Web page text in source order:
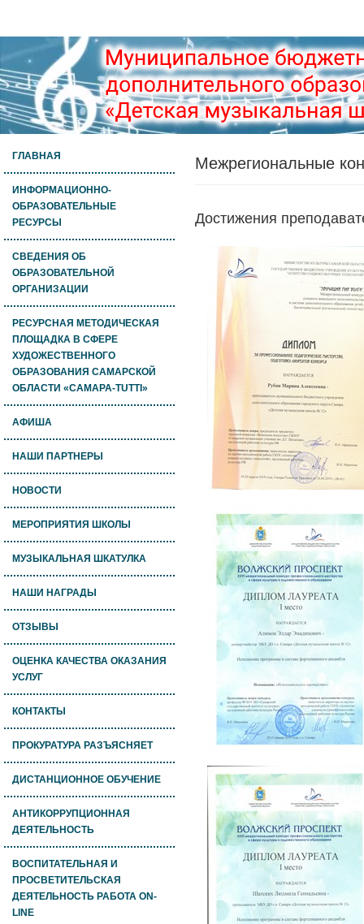
ГЛАВНАЯ
ИНФОРМАЦИОННО-
ОБРАЗОВАТЕЛЬНЫЕ
РЕСУРСЫ
СВЕДЕНИЯ ОБ
ОБРАЗОВАТЕЛЬНОЙ
ОРГАНИЗАЦИИ
РЕСУРСНАЯ МЕТОДИЧЕСКАЯ
ПЛОЩАДКА В СФЕРЕ
ХУДОЖЕСТВЕННОГО
ОБРАЗОВАНИЯ САМАРСКОЙ
ОБЛАСТИ «САМАРА-TUTTI»
АФИША
НАШИ ПАРТНЕРЫ
НОВОСТИ
МЕРОПРИЯТИЯ ШКОЛЫ
МУЗЫКАЛЬНАЯ ШКАТУЛКА
НАШИ НАГРАДЫ
ОТЗЫВЫ
ОЦЕНКА КАЧЕСТВА ОКАЗАНИЯ
УСЛУГ
КОНТАКТЫ
ПРОКУРАТУРА РАЗЪЯСНЯЕТ
ДИСТАНЦИОННОЕ ОБУЧЕНИЕ
АНТИКОРРУПЦИОННАЯ
ДЕЯТЕЛЬНОСТЬ
ВОСПИТАТЕЛЬНАЯ И
ПРОСВЕТИТЕЛЬСКАЯ
ДЕЯТЕЛЬНОСТЬ РАБОТА ON-
LINE
Межрегиональные
Достижения